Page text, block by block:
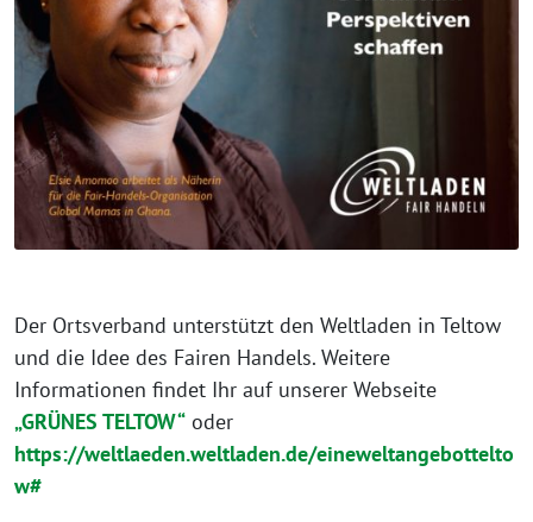
Der Ortsverband unterstützt den Weltladen in Teltow
und die Idee des Fairen Handels. Weitere
Informationen findet Ihr auf unserer Webseite
„GRÜNES TELTOW“ oder
https://weltlaeden.weltladen.de/eineweltangebottelto
w#